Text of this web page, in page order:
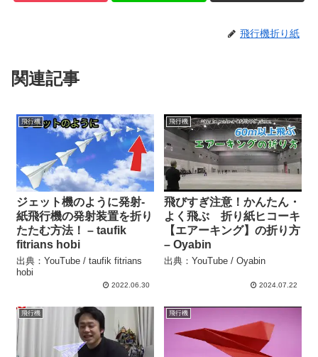
飛行機折り紙
関連記事
飛行機
ジェット機のように発射-
紙飛行機の発射装置を折り
たたむ方法！ – taufik
fitrians hobi
出典：YouTube / taufik fitrians
hobi
2022.06.30
飛行機
飛びすぎ注意！かんたん・
よく飛ぶ 折り紙ヒコーキ
【エアーキング】の折り方
– Oyabin
出典：YouTube / Oyabin
2024.07.22
飛行機 飛行機